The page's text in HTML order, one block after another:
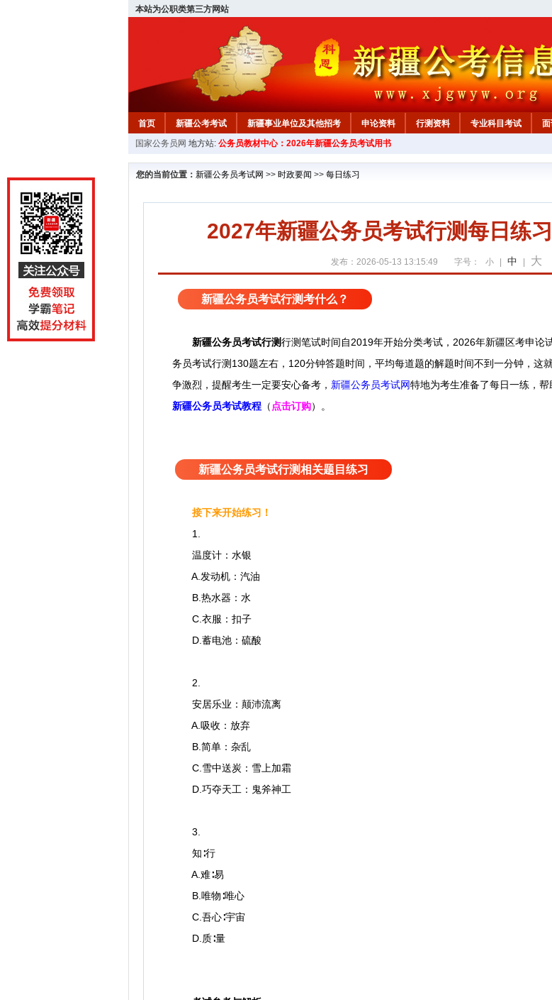
本站为公职类第三方网站
首页 新疆公考考试 新疆事业单位及其他招考 申论资料 行测资料 专业科目考试
新疆公务员行测试题 在线咨询 教材中心
国家公务员网 地方站: 公务员教材中心：2026年新疆公务员考试用书
您的当前位置： 新疆公务员考试网 >> 时政要闻 >> 每日练习
2027年新疆公务员考试行测每日练
发布：2026-05-13 13:15:49 字号： 小 中 大
新疆公务员考试行测考什么？
新疆公务员考试行测行测笔试时间自2019年开始分类考试，2026年新疆区考申论
务员考试行测130题左右，120分钟答题时间， 平均每道题的解题时间不到一分钟， 这
争激烈，提醒考生一定要安心备考， 新疆公务员考试网特地为考生准备了每日一练，帮
新疆公务员考试教程 （ 点击订购）。
新疆公务员考试行测相关题目练习
接下来开始练习！
1.
温度计：水银
A.发动机：汽油
B.热水器：水
C.衣服：扣子
D.蓄电池：硫酸
2.
安居乐业：颠沛流离
A.吸收：放弃
B.简单：杂乱
C.雪中送炭：雪上加霜
D.巧夺天工：鬼斧神工
3.
知∶行
A.难∶易
B.唯物∶唯心
C.吾心∶宇宙
D.质∶量